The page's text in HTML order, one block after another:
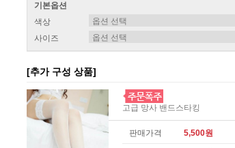
기본옵션
색상
사이즈
[추가 구성 상품]
고급 망사 밴드스타킹
판매가격 5,500원